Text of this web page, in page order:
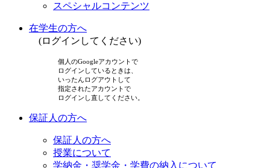
スペシャルコンテンツ
在学生の方へ
(ログインしてください)
個人のGoogleアカウントで
ログインしているときは、
いったんログアウトして
指定されたアカウントで
ログインし直してください。
保証人の方へ
保証人の方へ
授業について
学納金・奨学金・学費の納入について